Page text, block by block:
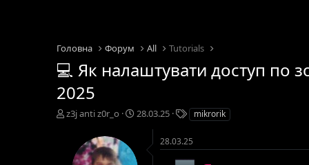
Головна Форум All Tutorials
💻 Як налаштувати доступ по
2025
А
z3j anti z0r_o
Д
с
28.03.25
Т
е
г
и
mikrorik
28.03.25